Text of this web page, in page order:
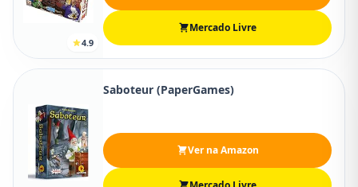
4.9
Mercado Livre
Saboteur (PaperGames)
Ver na Amazon